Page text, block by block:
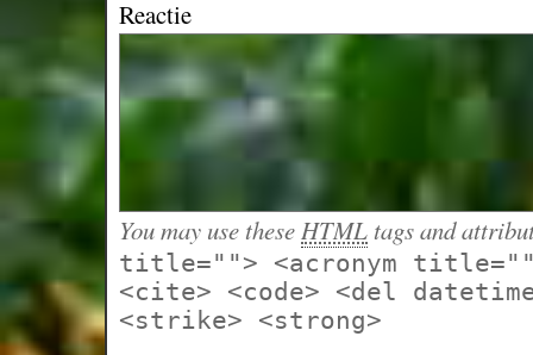
Reactie
You may use theseHTML tags and
title=""> <acronym
<cite> <code> <del
<strike> <strong>